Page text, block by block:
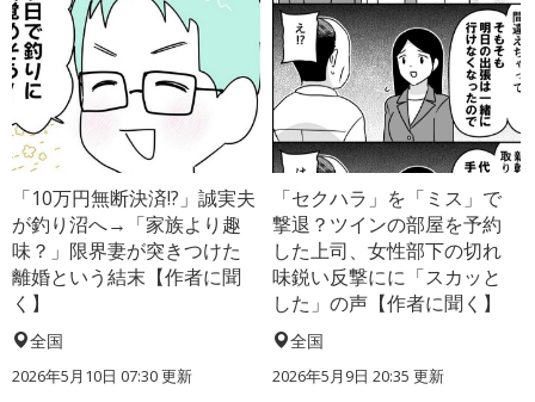
「10万円無断決済!?」誠実夫
が釣り沼へ→「家族より趣
味？」限界妻が突きつけた
離婚という結末【作者に聞
く】
全国
2026年5月10日 07:30 更新
「セクハラ」を「ミス」で
撃退？ツインの部屋を予約
した上司、女性部下の切れ
味鋭い反撃にに「スカッと
した」の声【作者に聞く】
全国
2026年5月9日 20:35 更新